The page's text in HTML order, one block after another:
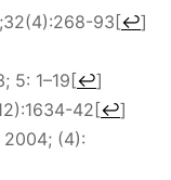
93[↩]
5: 1–19[↩]
42[↩]
2004; (4):